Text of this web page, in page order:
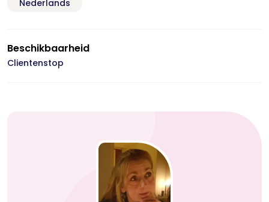
Nederlands
Beschikbaarheid
Clientenstop